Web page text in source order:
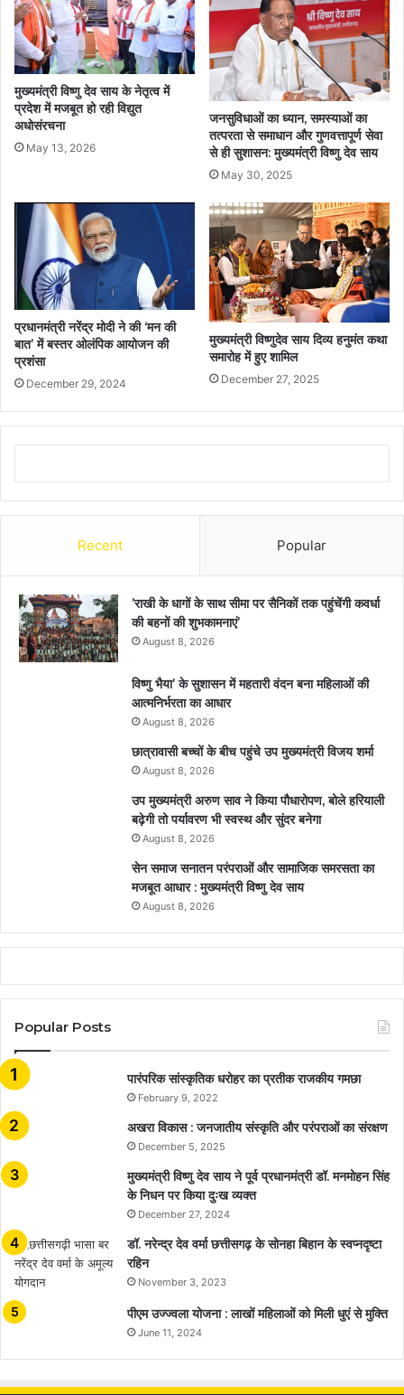
मुख्यमंत्री विष्णु देव साय के नेतृत्व में
प्रदेश में मजबूत हो रही विद्युत
अधोसंरचना
May 13, 2026
जनसुविधाओं का ध्यान, समस्याओं का
तत्परता से समाधान और गुणवत्तापूर्ण सेवा
से ही सुशासन: मुख्यमंत्री विष्णु देव साय
May 30, 2025
प्रधानमंत्री नरेंद्र मोदी ने की ‘मन की
बात’ में बस्तर ओलंपिक आयोजन की
प्रशंसा
December 29, 2024
मुख्यमंत्री विष्णुदेव साय दिव्य हनुमंत कथा
समारोह में हुए शामिल
December 27, 2025
Recent Popular
’राखी के धागों के साथ सीमा पर सैनिकों तक पहुंचेंगी कवर्धा
की बहनों की शुभकामनाएं’
August 8, 2026
विष्णु भैया’ के सुशासन में महतारी वंदन बना महिलाओं की
आत्मनिर्भरता का आधार
August 8, 2026
छात्रावासी बच्चों के बीच पहुंचे उप मुख्यमंत्री विजय शर्मा
August 8, 2026
उप मुख्यमंत्री अरुण साव ने किया पौधारोपण, बोले हरियाली
बढ़ेगी तो पर्यावरण भी स्वस्थ और सुंदर बनेगा
August 8, 2026
सेन समाज सनातन परंपराओं और सामाजिक समरसता का
मजबूत आधार : मुख्यमंत्री विष्णु देव साय
August 8, 2026
Popular Posts
​​​​​​​पारंपरिक सांस्कृतिक धरोहर का प्रतीक राजकीय गमछा
February 9, 2022
अखरा विकास : जनजातीय संस्कृति और परंपराओं का संरक्षण
December 5, 2025
मुख्यमंत्री विष्णु देव साय ने पूर्व प्रधानमंत्री डॉ. मनमोहन सिंह
के निधन पर किया दुःख व्यक्त
December 27, 2024
डॉ. नरेन्द्र देव वर्मा छत्तीसगढ़ के सोनहा बिहान के स्वप्नदृष्टा
रहिन
November 3, 2023
पीएम उज्ज्वला योजना : लाखों महिलाओं को मिली धुएं से मुक्ति
June 11, 2024